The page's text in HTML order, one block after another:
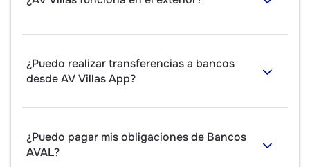
¿Puedo realizar transferencias a bancos
desde AV Villas App?
¿Puedo pagar mis obligaciones de Bancos
AVAL?